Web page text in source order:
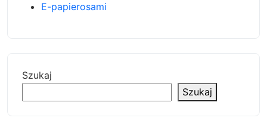
E-papierosami
Szukaj
Szukaj